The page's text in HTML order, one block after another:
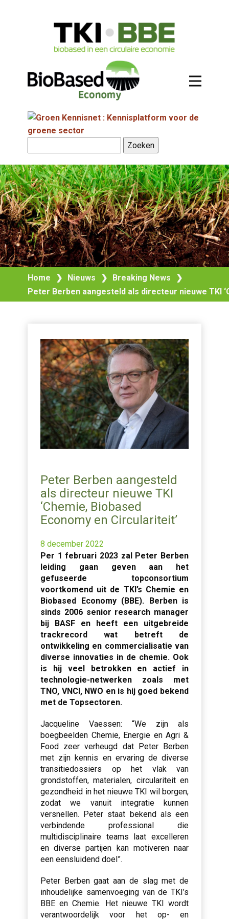
Home ❯ Nieuws ❯ Breaking News
❯
Peter Berben aangesteld als directeur nieuwe TKI
Peter Berben aangesteld
als directeur nieuwe TKI
‘Chemie, Biobased
Economy en Circulariteit’
8 december 2022
Per 1 februari 2023 zal Peter Berben
leiding gaan geven aan het
gefuseerde topconsortium
voortkomend uit de TKI’s Chemie en
Biobased Economy (BBE). Berben is
sinds 2006 senior research manager
bij BASF en heeft een uitgebreide
trackrecord wat betreft de
ontwikkeling en commercialisatie van
diverse innovaties in de chemie. Ook
is hij veel betrokken en actief in
technologie-netwerken zoals met
TNO, VNCI, NWO en is hij goed bekend
met de Topsectoren.
Jacqueline Vaessen: “We zijn als
boegbeelden Chemie, Energie en Agri &
Food zeer verheugd dat Peter Berben
met zijn kennis en ervaring de diverse
transitiedossiers op het vlak van
grondstoffen, materialen, circulariteit en
gezondheid in het nieuwe TKI wil borgen,
zodat we vanuit integratie kunnen
versnellen. Peter staat bekend als een
verbindende professional die
multidisciplinaire teams laat excelleren
en diverse partijen kan motiveren naar
een eensluidend doel”.
Peter Berben gaat aan de slag met de
inhoudelijke samenvoeging van de TKI’s
BBE en Chemie. Het nieuwe TKI wordt
verantwoordelijk voor het op- en